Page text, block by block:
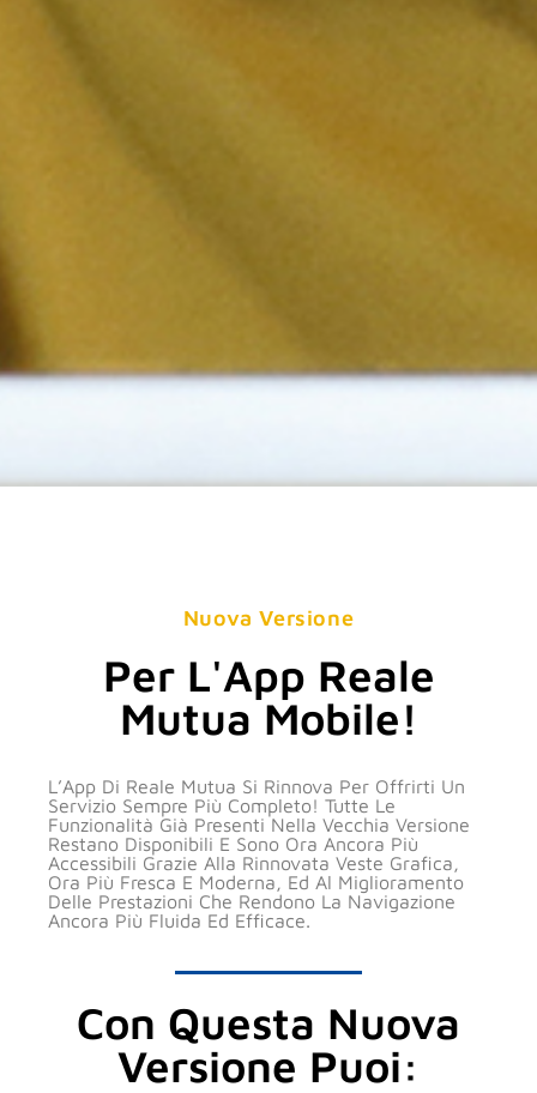
Nuova Versione
Per L'App Reale
Mutua Mobile!
L’App Di Reale Mutua Si Rinnova Per Offrirti Un
Servizio Sempre Più Completo! Tutte Le
Funzionalità Già Presenti Nella Vecchia Versione
Restano Disponibili E Sono Ora Ancora Più
Accessibili Grazie Alla Rinnovata Veste Grafica,
Ora Più Fresca E Moderna, Ed Al Miglioramento
Delle Prestazioni Che Rendono La Navigazione
Ancora Più Fluida Ed Efficace.
Con Questa Nuova
Versione Puoi: